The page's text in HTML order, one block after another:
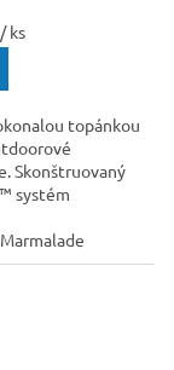
/ ks
topánkou
Skonštruovaný
systém